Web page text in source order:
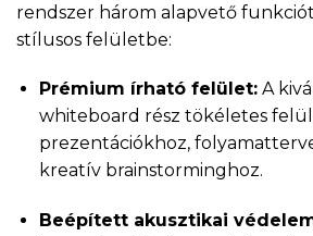
rendszer három alapvető
stílusos felületbe:
Prémium írható felület:A
whiteboard rész tökéletes
prezentációkhoz,
kreatív brainstorminghoz.
Beépített akusztikai